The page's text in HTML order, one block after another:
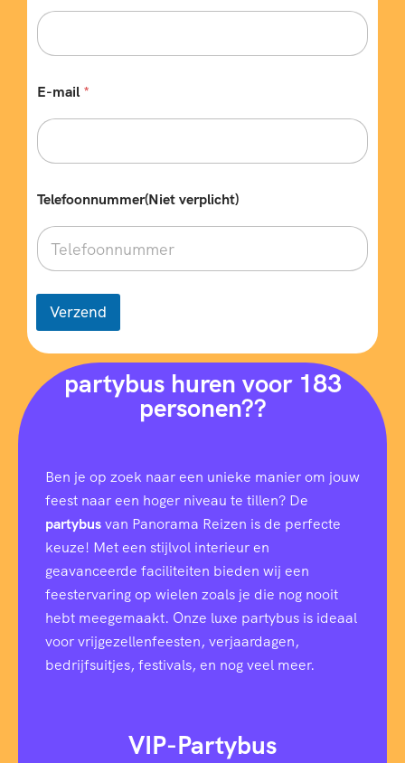
E-mail *
p
s
s
a
s
e
Telefoonnummer(Niet verplicht)
Verzend
partybus huren voor 183
personen??
Ben je op zoek naar een unieke manier om jouw
feest naar een hoger niveau te tillen? De
partybusvan Panorama Reizen is de perfecte
keuze! Met een stijlvol interieur en
geavanceerde faciliteiten bieden wij een
feestervaring op wielen zoals je die nog nooit
hebt meegemaakt. Onze luxe partybus is ideaal
voor vrijgezellenfeesten, verjaardagen,
bedrijfsuitjes, festivals, en nog veel meer.
VIP-Partybus